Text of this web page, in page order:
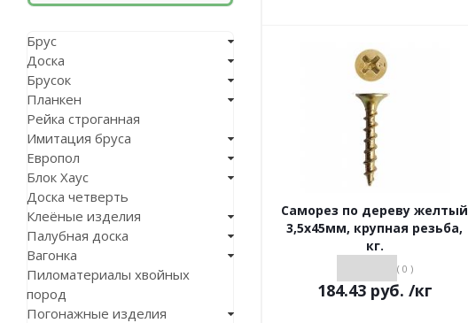
Саморез по дереву желтый
3,5х45мм, крупная резьба,
кг.
( 0 )
184.43руб. /кг
Брус
Доска
Брусок
Планкен
Рейка строганная
Имитация бруса
Европол
Блок Хаус
Доска четверть
Клеёные изделия
Палубная доска
Вагонка
Пиломатериалы хвойных
пород
Погонажные изделия